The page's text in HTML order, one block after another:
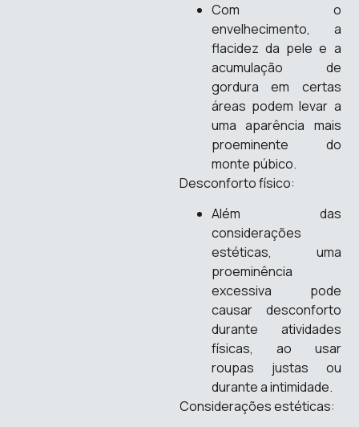
Com o
envelhecimento, a
flacidez da pele e a
acumulação de
gordura em certas
áreas podem levar a
uma aparência mais
proeminente do
monte púbico.
Desconforto físico:
Além das
considerações
estéticas, uma
proeminência
excessiva pode
causar desconforto
durante atividades
físicas, ao usar
roupas justas ou
durante a intimidade.
Considerações estéticas: